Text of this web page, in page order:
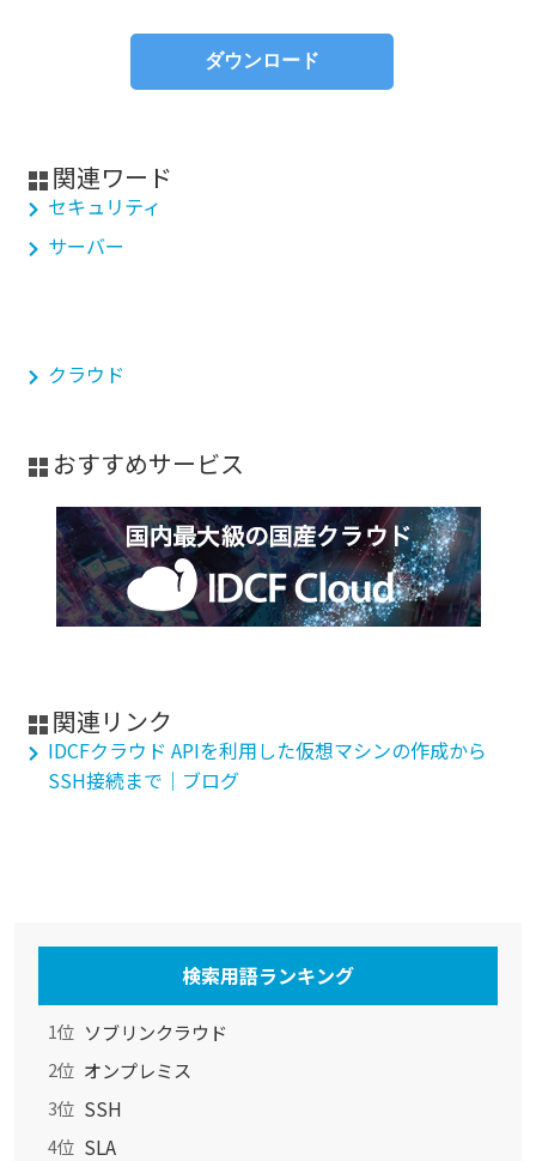
関連ワード
セキュリティ
サーバー
クラウド
おすすめサービス
関連リンク
IDCFクラウド APIを利用した仮想マシンの作成から
SSH接続まで｜ブログ
検索用語ランキング
1位 ソブリンクラウド
2位 オンプレミス
3位 SSH
4位 SLA